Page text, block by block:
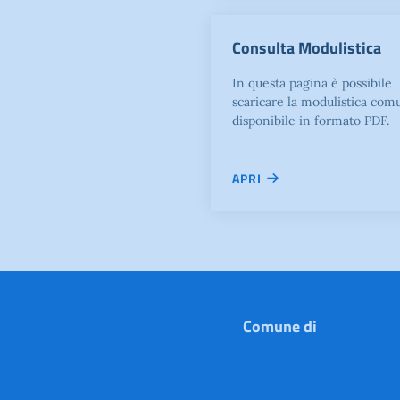
Consulta Modulistica
In questa pagina è possibile
scaricare la modulistica
disponibile in formato PDF.
APRI
Comune di